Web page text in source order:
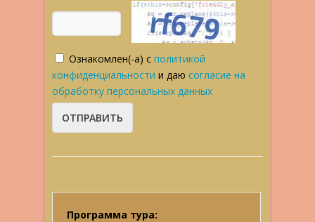
Ознакомлен(-а) с политикой
конфиденциальности и даю согласие на
обработку персональных данных
Программа тура: